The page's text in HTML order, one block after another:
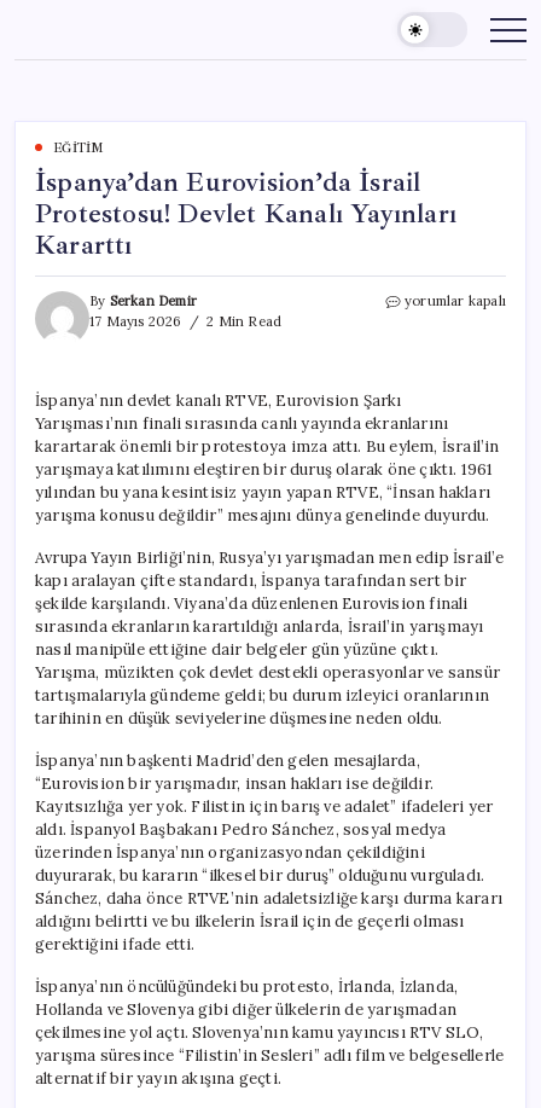
content
EĞITIM
İspanya’dan Eurovision’da İsrail
Protestosu! Devlet Kanalı Yayınları
Kararttı
By Serkan Demir
17 Mayıs 2026
2 Min Read
İspanya’dan
Yayınları
Kararttı
için
yorumlar kapalı
İspanya’nın devlet kanalı RTVE, Eurovision Şarkı
Yarışması’nın finali sırasında canlı yayında ekranlarını
karartarak önemli bir protestoya imza attı. Bu eylem, İsrail’in
yarışmaya katılımını eleştiren bir duruş olarak öne çıktı. 1961
yılından bu yana kesintisiz yayın yapan RTVE, “İnsan hakları
yarışma konusu değildir” mesajını dünya genelinde duyurdu.
Avrupa Yayın Birliği’nin, Rusya’yı yarışmadan men edip İsrail’e
kapı aralayan çifte standardı, İspanya tarafından sert bir
şekilde karşılandı. Viyana’da düzenlenen Eurovision finali
sırasında ekranların karartıldığı anlarda, İsrail’in yarışmayı
nasıl manipüle ettiğine dair belgeler gün yüzüne çıktı.
Yarışma, müzikten çok devlet destekli operasyonlar ve sansür
tartışmalarıyla gündeme geldi; bu durum izleyici oranlarının
tarihinin en düşük seviyelerine düşmesine neden oldu.
İspanya’nın başkenti Madrid’den gelen mesajlarda,
“Eurovision bir yarışmadır, insan hakları ise değildir.
Kayıtsızlığa yer yok. Filistin için barış ve adalet” ifadeleri yer
aldı. İspanyol Başbakanı Pedro Sánchez, sosyal medya
üzerinden İspanya’nın organizasyondan çekildiğini
duyurarak, bu kararın “ilkesel bir duruş” olduğunu vurguladı.
Sánchez, daha önce RTVE’nin adaletsizliğe karşı durma kararı
aldığını belirtti ve bu ilkelerin İsrail için de geçerli olması
gerektiğini ifade etti.
İspanya’nın öncülüğündeki bu protesto, İrlanda, İzlanda,
Hollanda ve Slovenya gibi diğer ülkelerin de yarışmadan
çekilmesine yol açtı. Slovenya’nın kamu yayıncısı RTV SLO,
yarışma süresince “Filistin’in Sesleri” adlı film ve belgesellerle
alternatif bir yayın akışına geçti.